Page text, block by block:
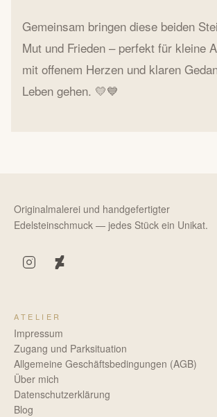
Gemeinsam bringen diese beiden
Mut und Frieden – perfekt für kleine
mit offenem Herzen und klaren
Leben gehen. 💛💙
Originalmalerei und handgefertigter
Edelsteinschmuck — jedes Stück ein Unikat.
ATELIER
Impressum
Zugang und Parksituation
Allgemeine Geschäftsbedingungen (AGB)
Über mich
Datenschutzerklärung
Blog